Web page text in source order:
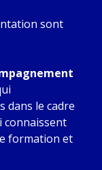
sont
dans le cadre
connaissent
formation et